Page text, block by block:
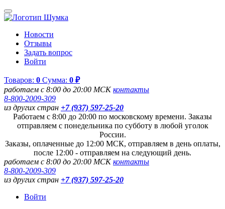
Новости
Отзывы
Задать вопрос
Войти
Товаров: 0 Сумма: 0 ₽
работаем с 8:00 до 20:00 МСКконтакты
8-800-2009-309
из других стран +7 (937) 597-25-20
Работаем с 8:00 до 20:00 по московскому времени. Заказы
отправляем с понедельника по субботу в любой уголок
России.
Заказы, оплаченные до 12:00 МСК, отправляем в день оплаты,
после 12:00 - отправляем на следующий день.
работаем с 8:00 до 20:00 МСКконтакты
8-800-2009-309
из других стран +7 (937) 597-25-20
Войти